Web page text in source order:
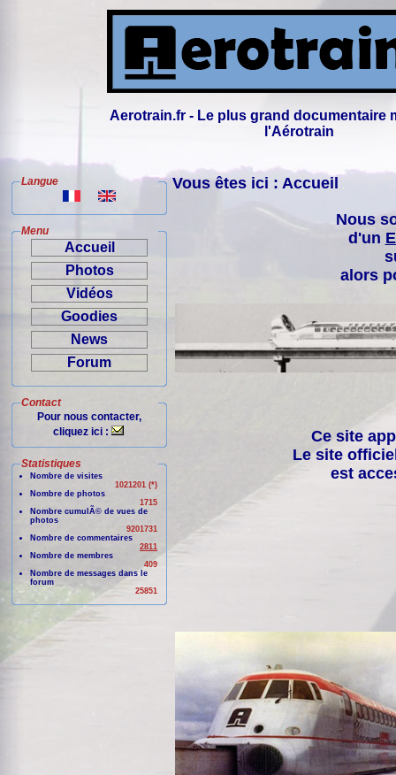
Aerotrain.fr - Le plus grand documentaire
l'Aérotrain
Langue
Menu
Accueil
Photos
Vidéos
Goodies
News
Forum
Contact
Pour nous contacter,
cliquez ici :
Statistiques
Nombre de visites
1021201 (*)
Nombre de photos
1715
Nombre cumulÃ© de vues de
photos
9201731
Nombre de commentaires
2811
Nombre de membres
409
Nombre de messages dans le
forum
25851
Vous êtes ici : Accueil
Nous
d'un
alors
Ce site
Le site
est